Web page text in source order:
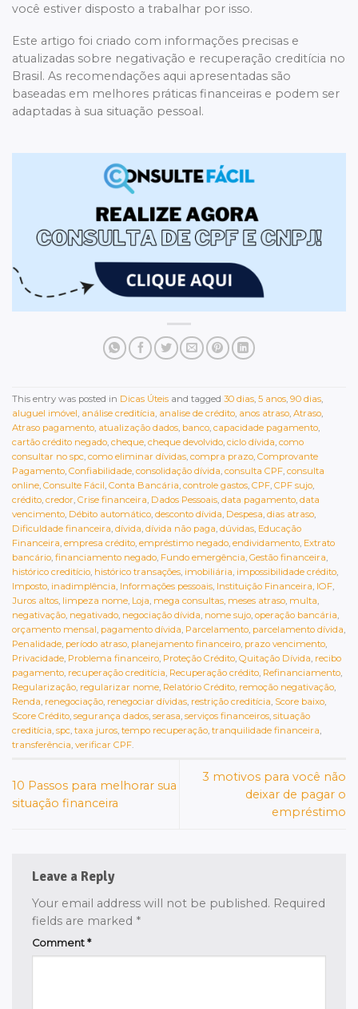
você estiver disposto a trabalhar por isso.
Este artigo foi criado com informações precisas e
atualizadas sobre negativação e recuperação creditícia no
Brasil. As recomendações aqui apresentadas são
baseadas em melhores práticas financeiras e podem ser
adaptadas à sua situação pessoal.
This entry was posted in Dicas Úteis and tagged 30 dias, 5 anos, 90 dias,
aluguel imóvel, análise creditícia, analise de crédito, anos atraso, Atraso,
Atraso pagamento, atualização dados, banco, capacidade pagamento,
cartão crédito negado, cheque, cheque devolvido, ciclo dívida, como
consultar no spc, como eliminar dívidas, compra prazo, Comprovante
Pagamento, Confiabilidade, consolidação dívida, consulta CPF, consulta
online, Consulte Fácil, Conta Bancária, controle gastos, CPF, CPF sujo,
crédito, credor, Crise financeira, Dados Pessoais, data pagamento, data
vencimento, Débito automático, desconto dívida, Despesa, dias atraso,
Dificuldade financeira, dívida, dívida não paga, dúvidas, Educação
Financeira, empresa crédito, empréstimo negado, endividamento, Extrato
bancário, financiamento negado, Fundo emergência, Gestão financeira,
histórico creditício, histórico transações, imobiliária, impossibilidade crédito,
Imposto, inadimplência, Informações pessoais, Instituição Financeira, IOF,
Juros altos, limpeza nome, Loja, mega consultas, meses atraso, multa,
negativação, negativado, negociação dívida, nome sujo, operação bancária,
orçamento mensal, pagamento dívida, Parcelamento, parcelamento dívida,
Penalidade, período atraso, planejamento financeiro, prazo vencimento,
Privacidade, Problema financeiro, Proteção Crédito, Quitação Dívida, recibo
pagamento, recuperação creditícia, Recuperação crédito, Refinanciamento,
Regularização, regularizar nome, Relatório Crédito, remoção negativação,
Renda, renegociação, renegociar dívidas, restrição creditícia, Score baixo,
Score Crédito, segurança dados, serasa, serviços financeiros, situação
creditícia, spc, taxa juros, tempo recuperação, tranquilidade financeira,
transferência, verificar CPF.
10 Passos para melhorar sua
situação financeira
3 motivos para você não
deixar de pagar o
empréstimo
Leave a Reply
Your email address will not be published. Required
fields are marked *
Comment *